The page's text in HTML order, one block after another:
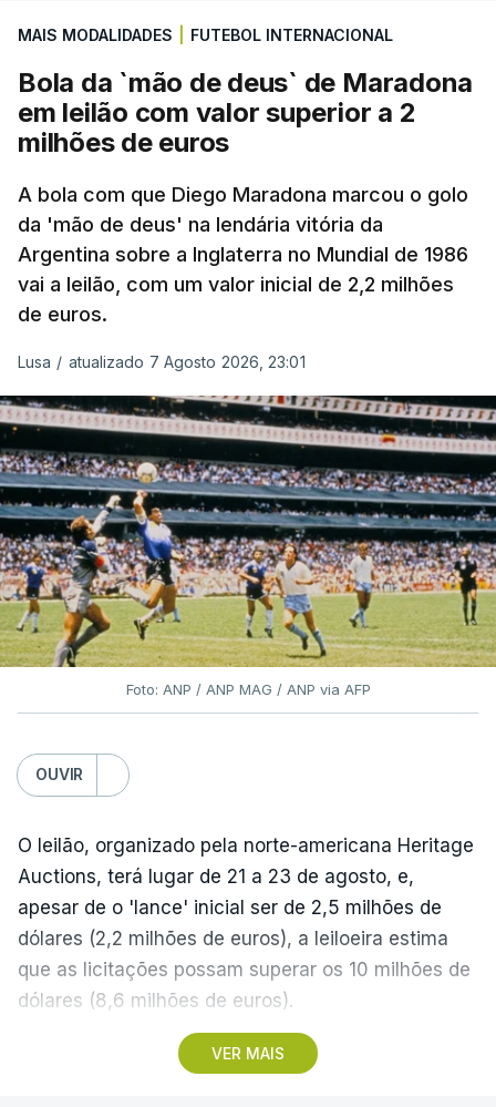
MAIS MODALIDADES FUTEBOL INTERNACIONAL
Bola da `mão de deus` de Maradona
em leilão com valor superior a 2
milhões de euros
A bola com que Diego Maradona marcou o golo
da 'mão de deus' na lendária vitória da
Argentina sobre a Inglaterra no Mundial de 1986
vai a leilão, com um valor inicial de 2,2 milhões
de euros.
Lusa / atualizado 7 Agosto 2026, 23:01
Foto: ANP / ANP MAG / ANP via AFP
OUVIR
VER MAIS
O leilão, organizado pela norte-americana Heritage
Auctions, terá lugar de 21 a 23 de agosto, e,
apesar de o 'lance' inicial ser de 2,5 milhões de
dólares (2,2 milhões de euros), a leiloeira estima
que as licitações possam superar os 10 milhões de
dólares (8,6 milhões de euros).
A camisola utilizada pelo astro argentino durante